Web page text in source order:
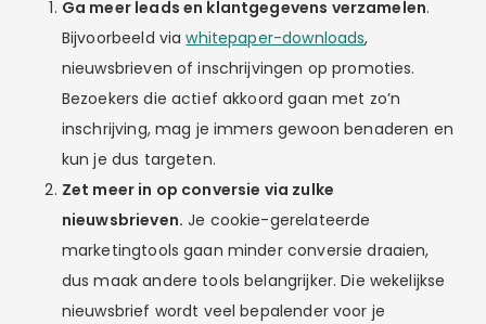
Ga meer leads en klantgegevens verzamelen.
Bijvoorbeeld viawhitepaper-downloads,
nieuwsbrieven of inschrijvingen op promoties.
Bezoekers die actief akkoord gaan met zo’n
inschrijving, mag je immers gewoon benaderen en
kun je dus targeten.
Zet meer in op conversie via zulke
nieuwsbrieven. Je cookie-gerelateerde
marketingtools gaan minder conversie draaien,
dus maak andere tools belangrijker. Die wekelijkse
nieuwsbrief wordt veel bepalender voor je